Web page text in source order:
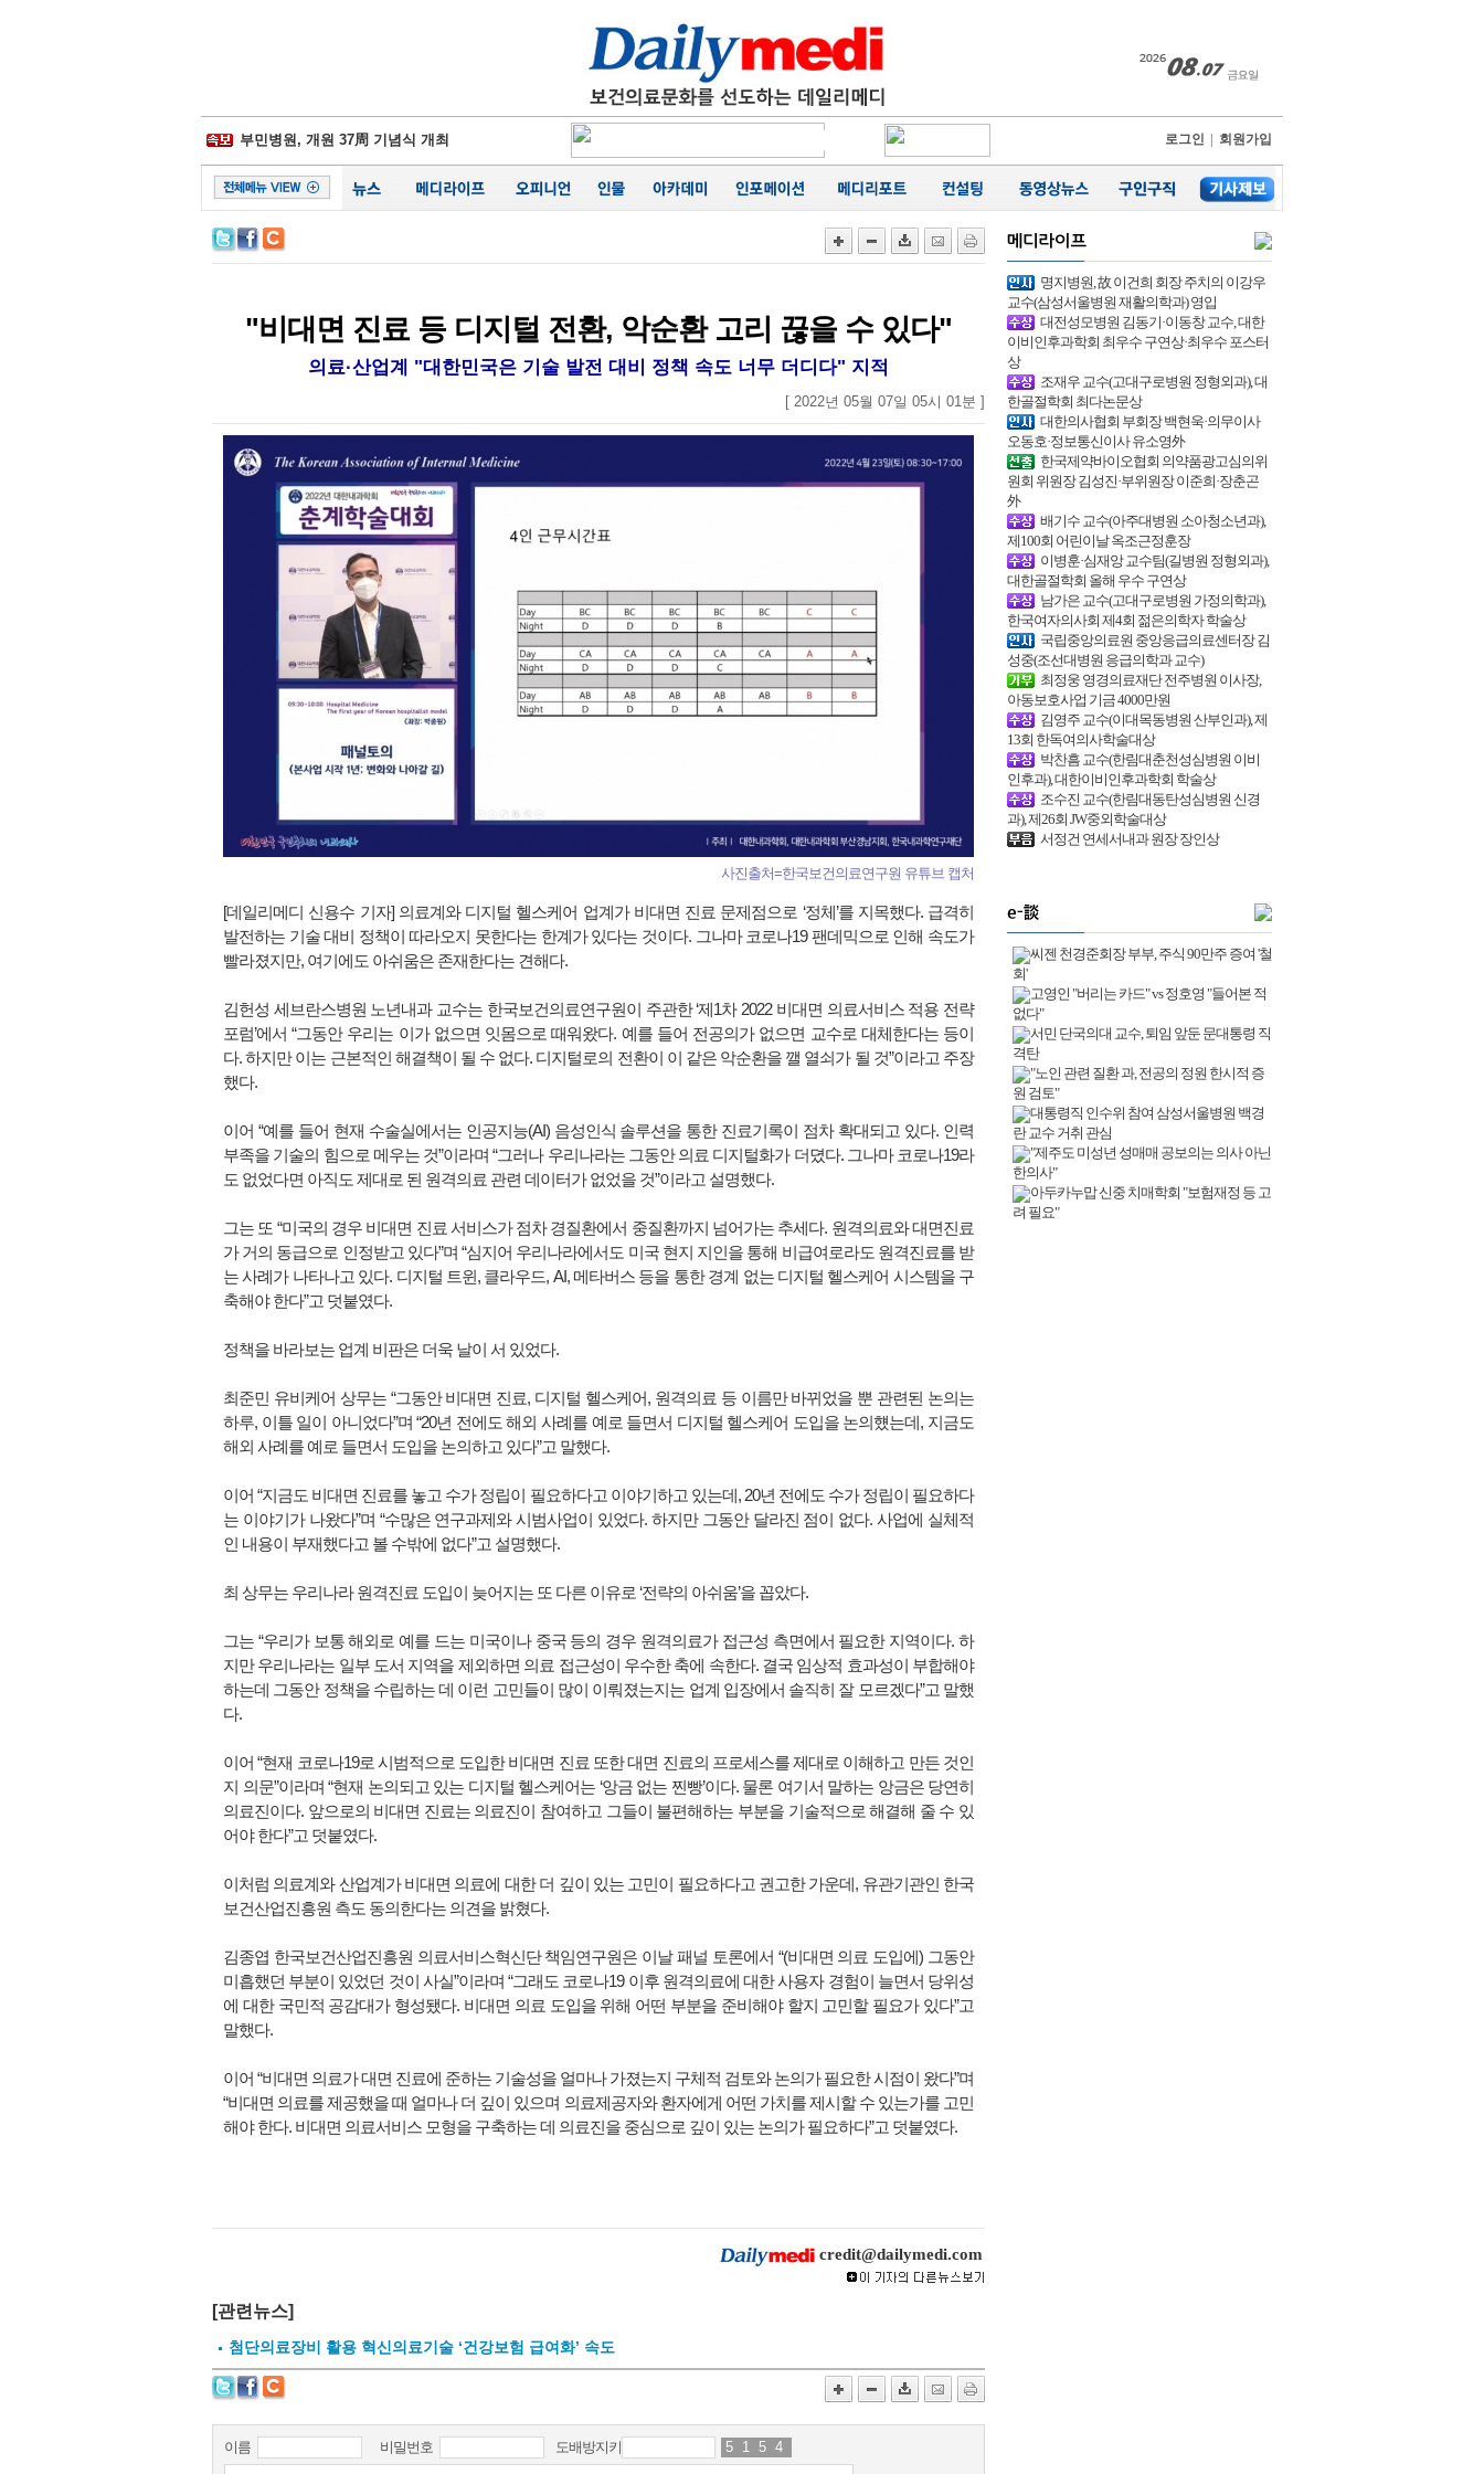
경찰병원, 어버이날 맞아 입원환자에 카네이션
부민병원, 개원 37周 기념식 개최
일동후디스, ‘어버이날 선물 이벤트' 진행
김포우리병원, '이웃사랑 그리기 대회' 성료
서울대병원, 베트남에 검진시스템 이식
비플러스랩, 종합 헬스케어 플랫폼 잰걸음
시화병원, 심폐소생술 모의훈련‧실기평가
삼성물산-제일모직 합병 무효소송 6년만에 '마무
로그인 회원가입
"비대면 진료 등 디지털 전환, 악순환 고리 끊을 수 있다"
의료·산업계 "대한민국은 기술 발전 대비 정책 속도 너무 더디다" 지적
[ 2022년 05월 07일 05시 01분 ]
사진출처=한국보건의료연구원 유튜브 캡처
[데일리메디 신용수 기자] 의료계와 디지털 헬스케어 업계가 비대면 진료 문제점으로 ‘정체’를 지목했다. 급격히
발전하는 기술 대비 정책이 따라오지 못한다는 한계가 있다는 것이다. 그나마 코로나19 팬데믹으로 인해 속도가
빨라졌지만, 여기에도 아쉬움은 존재한다는 견해다.
김헌성 세브란스병원 노년내과 교수는 한국보건의료연구원이 주관한 ‘제1차 2022 비대면 의료서비스 적용 전략
포럼’에서 “그동안 우리는 이가 없으면 잇몸으로 때워왔다. 예를 들어 전공의가 없으면 교수로 대체한다는 등이
다. 하지만 이는 근본적인 해결책이 될 수 없다. 디지털로의 전환이 이 같은 악순환을 깰 열쇠가 될 것”이라고 주장
했다.
이어 “예를 들어 현재 수술실에서는 인공지능(AI) 음성인식 솔루션을 통한 진료기록이 점차 확대되고 있다. 인력
부족을 기술의 힘으로 메우는 것”이라며 “그러나 우리나라는 그동안 의료 디지털화가 더뎠다. 그나마 코로나19라
도 없었다면 아직도 제대로 된 원격의료 관련 데이터가 없었을 것”이라고 설명했다.
그는 또 “미국의 경우 비대면 진료 서비스가 점차 경질환에서 중질환까지 넘어가는 추세다. 원격의료와 대면진료
가 거의 동급으로 인정받고 있다”며 “심지어 우리나라에서도 미국 현지 지인을 통해 비급여로라도 원격진료를 받
는 사례가 나타나고 있다. 디지털 트윈, 클라우드, AI, 메타버스 등을 통한 경계 없는 디지털 헬스케어 시스템을 구
축해야 한다”고 덧붙였다.
정책을 바라보는 업계 비판은 더욱 날이 서 있었다.
최준민 유비케어 상무는 “그동안 비대면 진료, 디지털 헬스케어, 원격의료 등 이름만 바뀌었을 뿐 관련된 논의는
하루, 이틀 일이 아니었다”며 “20년 전에도 해외 사례를 예로 들면서 디지털 헬스케어 도입을 논의헀는데, 지금도
해외 사례를 예로 들면서 도입을 논의하고 있다”고 말했다.
이어 “지금도 비대면 진료를 놓고 수가 정립이 필요하다고 이야기하고 있는데, 20년 전에도 수가 정립이 필요하다
는 이야기가 나왔다”며 “수많은 연구과제와 시범사업이 있었다. 하지만 그동안 달라진 점이 없다. 사업에 실체적
인 내용이 부재했다고 볼 수밖에 없다”고 설명했다.
최 상무는 우리나라 원격진료 도입이 늦어지는 또 다른 이유로 ‘전략의 아쉬움’을 꼽았다.
그는 “우리가 보통 해외로 예를 드는 미국이나 중국 등의 경우 원격의료가 접근성 측면에서 필요한 지역이다. 하
지만 우리나라는 일부 도서 지역을 제외하면 의료 접근성이 우수한 축에 속한다. 결국 임상적 효과성이 부합해야
하는데 그동안 정책을 수립하는 데 이런 고민들이 많이 이뤄졌는지는 업계 입장에서 솔직히 잘 모르겠다”고 말했
다.
이어 “현재 코로나19로 시범적으로 도입한 비대면 진료 또한 대면 진료의 프로세스를 제대로 이해하고 만든 것인
지 의문”이라며 “현재 논의되고 있는 디지털 헬스케어는 ‘앙금 없는 찐빵’이다. 물론 여기서 말하는 앙금은 당연히
의료진이다. 앞으로의 비대면 진료는 의료진이 참여하고 그들이 불편해하는 부분을 기술적으로 해결해 줄 수 있
어야 한다”고 덧붙였다.
이처럼 의료계와 산업계가 비대면 의료에 대한 더 깊이 있는 고민이 필요하다고 권고한 가운데, 유관기관인 한국
보건산업진흥원 측도 동의한다는 의견을 밝혔다.
김종엽 한국보건산업진흥원 의료서비스혁신단 책임연구원은 이날 패널 토론에서 “(비대면 의료 도입에) 그동안
미흡했던 부분이 있었던 것이 사실”이라며 “그래도 코로나19 이후 원격의료에 대한 사용자 경험이 늘면서 당위성
에 대한 국민적 공감대가 형성됐다. 비대면 의료 도입을 위해 어떤 부분을 준비해야 할지 고민할 필요가 있다”고
말했다.
이어 “비대면 의료가 대면 진료에 준하는 기술성을 얼마나 가졌는지 구체적 검토와 논의가 필요한 시점이 왔다”며
“비대면 의료를 제공했을 때 얼마나 더 깊이 있으며 의료제공자와 환자에게 어떤 가치를 제시할 수 있는가를 고민
해야 한다. 비대면 의료서비스 모형을 구축하는 데 의료진을 중심으로 깊이 있는 논의가 필요하다”고 덧붙였다.
credit@dailymedi.com
[관련뉴스]
첨단의료장비 활용 혁신의료기술 ‘건강보험 급여화’ 속도
명지병원, 故 이건희 회장 주치의 이강우
교수(삼성서울병원 재활의학과) 영입
대전성모병원 김동기·이동창 교수, 대한
이비인후과학회 최우수 구연상·최우수 포스터
상
조재우 교수(고대구로병원 정형외과), 대
한골절학회 최다논문상
대한의사협회 부회장 백현욱·의무이사
오동호·정보통신이사 유소영外
한국제약바이오협회 의약품광고심의위
원회 위원장 김성진·부위원장 이준희·장춘곤
外
배기수 교수(아주대병원 소아청소년과),
제100회 어린이날 옥조근정훈장
이병훈·심재앙 교수팀(길병원 정형외과),
대한골절학회 올해 우수 구연상
남가은 교수(고대구로병원 가정의학과),
한국여자의사회 제4회 젊은의학자 학술상
국립중앙의료원 중앙응급의료센터장 김
성중(조선대병원 응급의학과 교수)
최정웅 영경의료재단 전주병원 이사장,
아동보호사업 기금 4000만원
김영주 교수(이대목동병원 산부인과), 제
13회 한독여의사학술대상
박찬흠 교수(한림대춘천성심병원 이비
인후과), 대한이비인후과학회 학술상
조수진 교수(한림대동탄성심병원 신경
과), 제26회 JW중외학술대상
서정건 연세서내과 원장 장인상
씨젠 천경준회장 부부, 주식 90만주 증여 '철
회'
고영인 "버리는 카드" vs 정호영 "들어본 적
없다"
서민 단국의대 교수, 퇴임 앞둔 문대통령 직
격탄
"노인 관련 질환 과, 전공의 정원 한시적 증
원 검토"
대통령직 인수위 참여 삼성서울병원 백경
란 교수 거취 관심
"제주도 미성년 성매매 공보의는 의사 아닌
한의사"
아두카누맙 신중 치매학회 "보험재정 등 고
려 필요"